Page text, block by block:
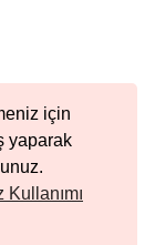
için
yaparak
Kullanımı